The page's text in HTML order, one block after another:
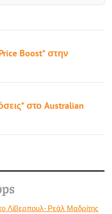
Boost* στην
στο Australian
Λίβερπουλ- Ρεάλ Μαδρίτης